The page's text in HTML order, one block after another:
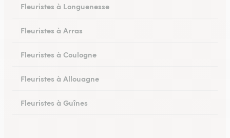
Fleuristes à Longuenesse
Fleuristes à Arras
Fleuristes à Coulogne
Fleuristes à Allouagne
Fleuristes à Guînes